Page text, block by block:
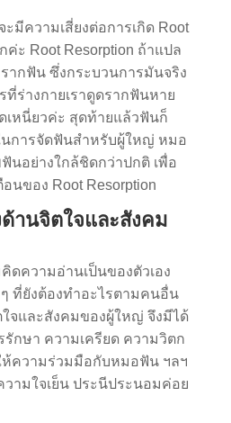
มีความเสี่ยงต่อการเกิด Root
ค่ะ Root Resorption ถ้าแปล
ากฟัน ซึ่งกระบวนการมันจริง
ร่างกายเราดูดรากฟันหาย
หนี่ยวค่ะ สุดท้ายแล้วฟันก็
นการจัดฟันสำหรับผู้ใหญ่ หมอ
นอย่างใกล้ชิดกว่าปกติ เพื่อ
นของ Root Resorption
านจิตใจและสังคม
ดความอ่านเป็นของตัวเอง
ที่ยังต้องทำอะไรตามคนอื่น
จและสังคมของผู้ใหญ่ จึงมีได้
กษา ความเครียด ความวิตก
ห้ความร่วมมือกับหมอฟัน ฯลฯ
ามใจเย็น ประนีประนอมค่อย